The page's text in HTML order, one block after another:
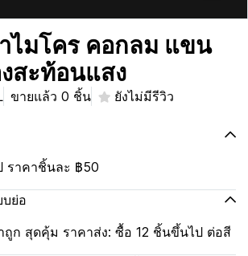
ไมโคร คอกลม แขน
สะท้อนแสง
ขายแล้ว 0 ชิ้น
ยังไม่มีรีวิว
ราคาชิ้นละ ฿50
ย่อ
ถูก สุดคุ้ม ราคาส่ง: ซื้อ 12 ชิ้นขึ้นไป ต่อสี